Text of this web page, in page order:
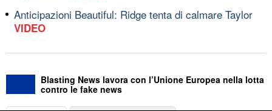
Anticipazioni Beautiful: Ridge tenta di calmare Taylor
VIDEO
Blasting News lavora con l’Unione Europea nella lotta
contro le fake news